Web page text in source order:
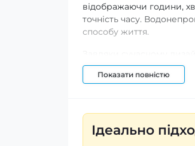
відображаючи години,
точність часу.
способу життя.
використовувати його в
на годинник складає 12
цінує стиль та якість.
Показати повністю
Ідеально